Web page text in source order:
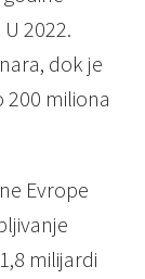
2022.
dok je
200 miliona
Evrope
milijardi